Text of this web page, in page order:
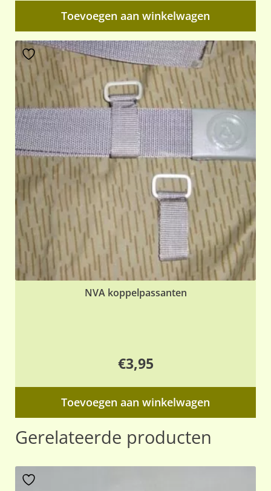
Toevoegen aan winkelwagen
NVA koppelpassanten
€3,95
Toevoegen aan winkelwagen
Gerelateerde producten